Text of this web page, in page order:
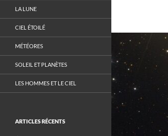
LA LUNE
CIEL ÉTOILÉ
MÉTÉORES
SOLEIL ET PLANÈTES
LES HOMMES ET LE CIEL
ARTICLES RÉCENTS